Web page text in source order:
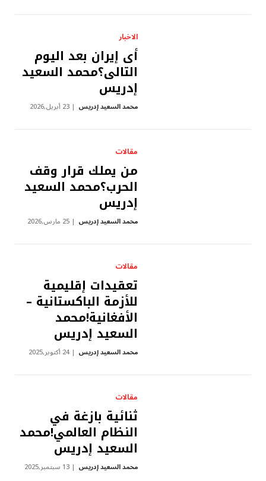
الاخبار
أى إيران بعد اليوم
التالى؟محمد السعيد
إدريس
محمد السعيد إدريس 23 أبريل,2026
مقالات
من يملك قرار وقف
الحرب؟محمد السعيد
إدريس
محمد السعيد إدريس 25 مارس,2026
مقالات
تعقيدات إقليمية
للأزمة الباكستانية –
الأفغانية!محمد
السعيد إدريس
محمد السعيد إدريس 24 أكتوبر,2025
مقالات
ثنائية بازغة في
النظام العالمي!محمد
السعيد إدريس
محمد السعيد إدريس 13 سبتمبر,2025